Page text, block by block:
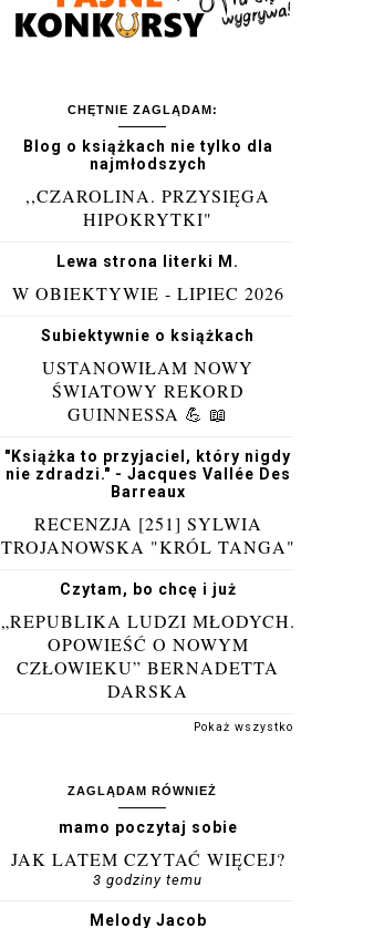
CHĘTNIE ZAGLĄDAM:
Blog o książkach nie tylko dla
najmłodszych
,,CZAROLINA. PRZYSIĘGA
HIPOKRYTKI"
Lewa strona literki M.
W OBIEKTYWIE - LIPIEC 2026
Subiektywnie o książkach
USTANOWIŁAM NOWY
ŚWIATOWY REKORD
GUINNESSA 💪 📖
"Książka to przyjaciel, który nigdy
nie zdradzi." - Jacques Vallée Des
Barreaux
RECENZJA [251] SYLWIA
TROJANOWSKA "KRÓL TANGA"
Czytam, bo chcę i już
„REPUBLIKA LUDZI MŁODYCH.
OPOWIEŚĆ O NOWYM
CZŁOWIEKU” BERNADETTA
DARSKA
Pokaż wszystko
ZAGLĄDAM RÓWNIEŻ
mamo poczytaj sobie
JAK LATEM CZYTAĆ WIĘCEJ?
3 godziny temu
Melody Jacob